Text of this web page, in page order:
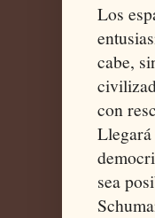
Los
cabe,
con
sea